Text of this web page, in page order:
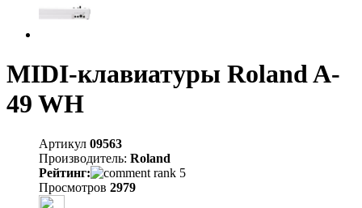
MIDI-клавиатуры Roland A-
49 WH
Артикул 09563
Производитель: Roland
Рейтинг:
Просмотров 2979